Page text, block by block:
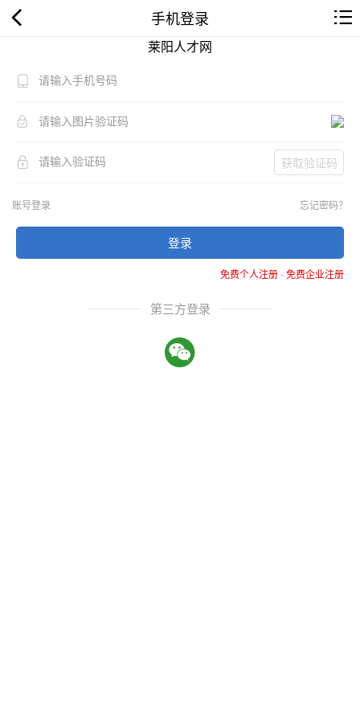
手机登录
莱阳人才网
获取验证码
账号登录 忘记密码？
登录
免费个人注册-免费企业注册
第三方登录